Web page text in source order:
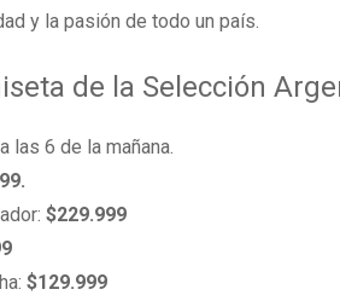
y la pasión de todo un país.
de la Selección
las 6 de la mañana.
$229.999
$129.999